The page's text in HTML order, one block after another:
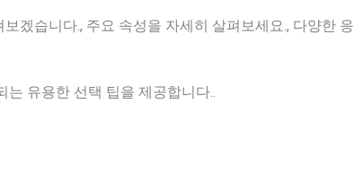
겠습니다., 주요 속성을 자세히 살펴보세요., 다양한 응
유용한 선택 팁을 제공합니다..